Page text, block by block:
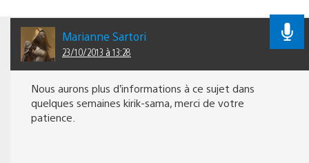
Marianne Sartori
23/10/2013 à 13:28
Nous aurons plus d’informations à ce sujet dans
quelques semaines kirik-sama, merci de votre
patience.